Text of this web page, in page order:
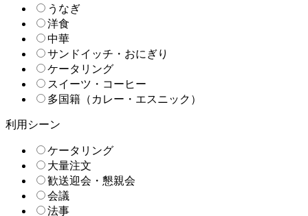
うなぎ
洋食
中華
サンドイッチ・おにぎり
ケータリング
スイーツ・コーヒー
多国籍（カレー・エスニック）
利用シーン
ケータリング
大量注文
歓送迎会・懇親会
会議
法事